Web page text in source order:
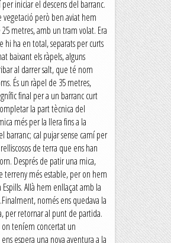
iniciar el descens del barranc.
però ben aviat hem
metres, amb un tram volat. Era
hi ha en total, separats per curts
baixant els ràpels, alguns
al darrer salt, que té nom
És un ràpel de 35 metres,
final per a un barranc curt
la part tècnica del
més per la llera fins a la
barranc; cal pujar sense camí per
de terra que ens han
Després de patir una mica,
terreny més estable, per on hem
Allà hem enllaçat amb la
només ens quedava la
per retornar al punt de partida.
on teníem concertat un
espera una nova aventura a la